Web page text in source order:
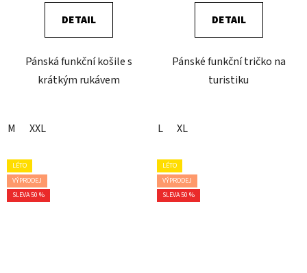
DETAIL
Pánská funkční košile s
krátkým rukávem
M XXL
DETAIL
Pánské funkční tričko na
turistiku
L XL
LÉTO
VÝPRODEJ
SLEVA 50 %
LÉTO
VÝPRODEJ
SLEVA 50 %